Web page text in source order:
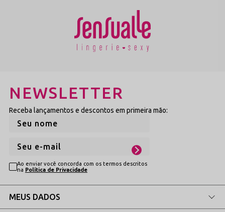
polido que evitam atritos desconfortáveis ou irritações. Suas tiras
elásticas macias adaptam-se milimetricamente às suas medidas,
tornando esta joia um verdadeiro sucesso de buscas na internet
para complementar biquínis, lingeries especiais ou compor
Corporal
sempre que desejar:
Envolva a cintura de forma escultural. Perfeito para realçar
NEWSLETTER
Receba lançamentos e descontos em primeira mão:
Ao enviar você concorda com os termos descritos
na Política de Privacidade
MEUS DADOS